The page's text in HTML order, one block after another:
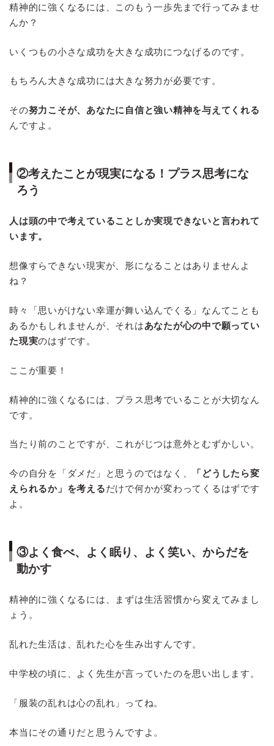
精神的に強くなるには、このもう一歩先まで行ってみませ
んか？
いくつもの小さな成功を大きな成功につなげるのです。
もちろん大きな成功には大きな努力が必要です。
その努力こそが、あなたに自信と強い精神を与えてくれる
んですよ。
②考えたことが現実になる！プラス思考にな
ろう
人は頭の中で考えていることしか実現できないと言われて
います。
想像すらできない現実が、形になることはありませんよ
ね？
時々「思いがけない幸運が舞い込んでくる」なんてことも
あるかもしれませんが、それはあなたが心の中で願ってい
た現実のはずです。
ここが重要！
精神的に強くなるには、プラス思考でいることが大切なん
です。
当たり前のことですが、これがじつは意外とむずかしい。
今の自分を「ダメだ」と思うのではなく、
「どうしたら変
えられるか」を考えるだけで何かが変わってくるはずです
よ。
③よく食べ、よく眠り、よく笑い、からだを
動かす
精神的に強くなるには、まずは生活習慣から変えてみまし
ょう。
乱れた生活は、乱れた心を生み出すんです。
中学校の頃に、よく先生が言っていたのを思い出します。
「服装の乱れは心の乱れ」ってね。
本当にその通りだと思うんですよ。